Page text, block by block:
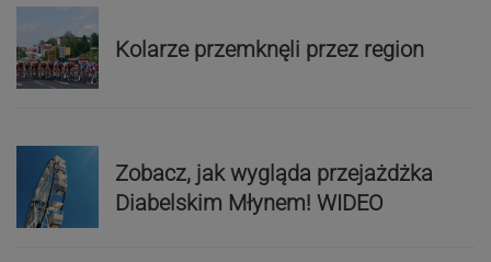
Kolarze przemknęli przez region
Zobacz, jak wygląda przejażdżka
Diabelskim Młynem! WIDEO